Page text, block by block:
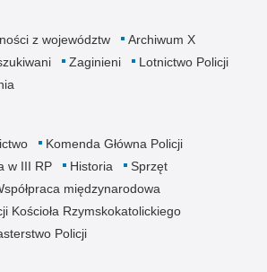
z województw
Archiwum X
Zaginieni
Lotnictwo Policji
Komenda Główna Policji
w III RP Historia
Sprzęt
międzynarodowa
Kościoła Rzymskokatolickiego
Policji